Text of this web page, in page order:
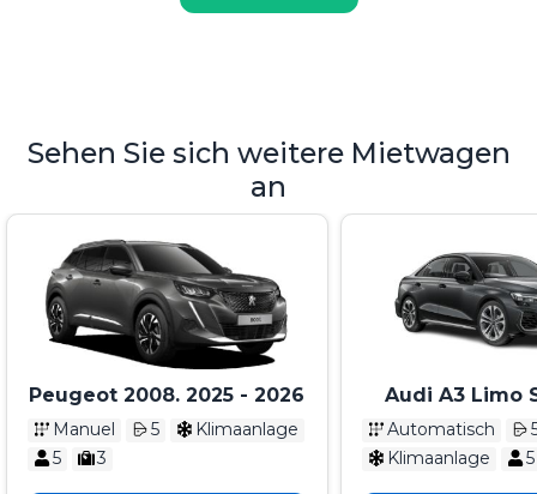
Sehen Sie sich weitere Mietwagen
an
Peugeot 2008. 2025 - 2026
Manuel 5
Klimaanlage
5
3
Audi A3 Limo
Novi model
Automatisch
Klimaanlage
5